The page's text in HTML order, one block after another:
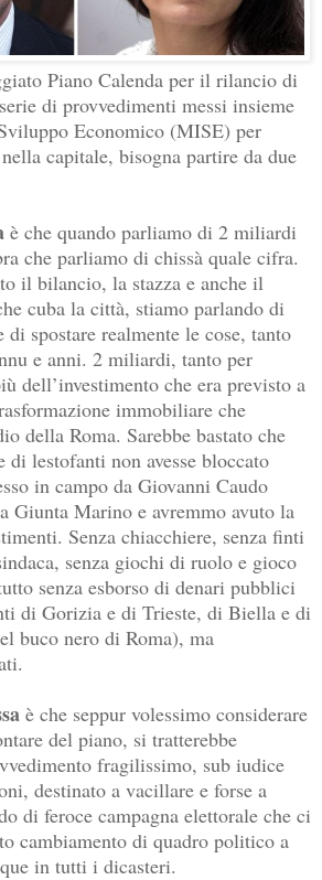
Piano Calenda per il rilancio di
di provvedimenti messi insieme
Economico (MISE) per
capitale, bisogna partire da due
è che quando parliamo di 2 miliardi
che parliamo di chissà quale cifra.
il bilancio, la stazza e anche il
cuba la città, stiamo parlando di
di spostare realmente le cose, tanto
e anni. 2 miliardi, tanto per
dell’investimento che era previsto a
immobiliare che
della Roma. Sarebbe bastato che
di lestofanti non avesse bloccato
in campo da Giovanni Caudo
Giunta Marino e avremmo avuto la
Senza chiacchiere, senza finti
senza giochi di ruolo e gioco
senza esborso di denari pubblici
di Gorizia e di Trieste, di Biella e di
buco nero di Roma), ma
è che seppur volessimo considerare
del piano, si tratterebbe
fragilissimo, sub iudice
destinato a vacillare e forse a
di feroce campagna elettorale che ci
cambiamento di quadro politico a
in tutti i dicasteri.